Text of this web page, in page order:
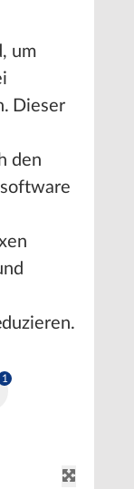
um
Dieser
den
1